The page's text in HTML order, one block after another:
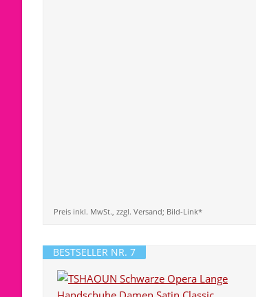
Preis inkl. MwSt., zzgl. Versand; Bild-Link*
BESTSELLER NR. 7